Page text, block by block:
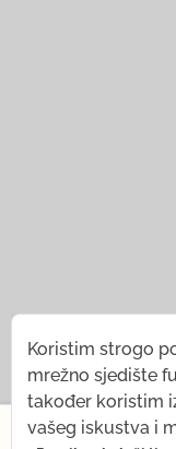
©
Koristim strogo
mrežno sjedište
također koristim
vašeg iskustva i